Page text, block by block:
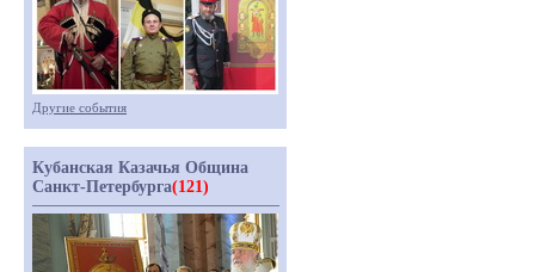
Другие события
Кубанская Казачья Община
Санкт-Петербурга(121)